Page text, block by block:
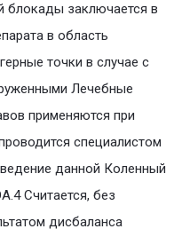
блокады заключается в
в область
точки в случае с
Лечебные
применяются при
специалистом
данной Коленный
Считается, без
дисбаланса